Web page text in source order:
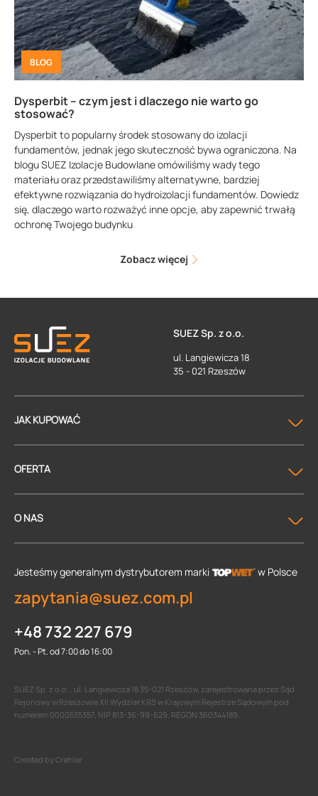
BLOG
Dysperbit – czym jest i dlaczego nie warto go
stosować?
Dysperbit to popularny środek stosowany do izolacji
fundamentów, jednak jego skuteczność bywa ograniczona. Na
blogu SUEZ Izolacje Budowlane omówiliśmy wady tego
materiału oraz przedstawiliśmy alternatywne, bardziej
efektywne rozwiązania do hydroizolacji fundamentów. Dowiedz
się, dlaczego warto rozważyć inne opcje, aby zapewnić trwałą
ochronę Twojego budynku
Zobacz więcej
SUEZ Sp. z o.o.
ul. Langiewicza 18
35 - 021 Rzeszów
JAK KUPOWAĆ
OFERTA
O NAS
Jesteśmy generalnym dystrybutorem marki w Polsce
zapytania@suez.com.pl
+48 732 227 679
Pon. - Pt. od 7:00 do 16:00
SUEZ Sp. z o.o. , ul. Langiewicza 18 35-021 Rzeszów, zarejestrowana przez Sąd
Rejonowy w Rzeszowie XII Wydział KRS w Krajowym Rejestrze Sądowym pod
numerem 0000535357, NIP 813-36-99-629, REGON 360344189.
Created by Crehler